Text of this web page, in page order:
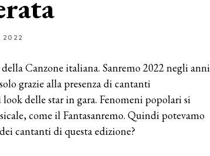
2022
Canzone italiana. Sanremo 2022 negli anni
grazie alla presenza di cantanti
delle star in gara. Fenomeni popolari si
come il Fantasanremo. Quindi potevamo
cantanti di questa edizione?